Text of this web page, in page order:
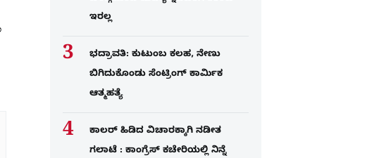
ಇರಲ್ಲ
ಭದ್ರಾವತಿ: ಕುಟುಂಬ ಕಲಹ, ನೇಣು
ಬಿಗಿದುಕೊಂಡು ಸೆಂಟ್ರಿಂಗ್​ ಕಾರ್ಮಿಕ
ಆತ್ಮಹತ್ಯೆ
ಕಾಲರ್​​​ ಹಿಡಿದ ವಿಚಾರಕ್ಕಾಗಿ ನಡೀತ
ಗಲಾಟೆ : ಕಾಂಗ್ರೆಸ್​ ಕಚೇರಿಯಲ್ಲಿ ನಿನ್ನೆ